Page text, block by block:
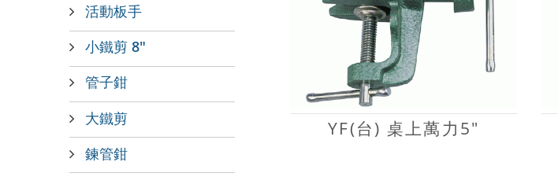
YF(台) 桌上萬力5"
活動板手
小鐵剪 8"
管子鉗
大鐵剪
鍊管鉗